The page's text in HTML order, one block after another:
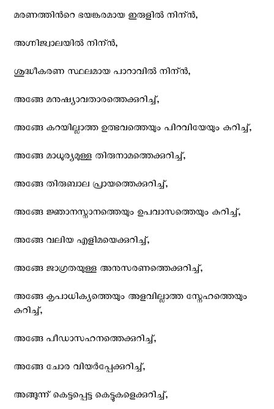
മരണത്തിന്‍റെ ഭയങ്കരമായ ഇരുളില്‍ നിന്ന്‍,
അഗ്നിജ്വാലയില്‍ നിന്ന്‍,
ശുദ്ധീകരണ സ്ഥലമായ പാറാവില്‍ നിന്ന്‍,
അങ്ങേ മനുഷ്യാവതാരത്തെക്കുറിച്ച്,
അങ്ങേ കറയില്ലാത്ത ഉത്ഭവത്തെയും പിറവിയേയും കുറിച്ച്,
അങ്ങേ മാധുര്യമുള്ള തിരുനാമത്തെക്കുറിച്ച്,
അങ്ങേ തിരുബാല പ്രായത്തെക്കുറിച്ച്,
അങ്ങേ ജ്ഞാനസ്നാനത്തെയും ഉപവാസത്തെയും കുറിച്ച്,
അങ്ങേ വലിയ എളിമയെക്കുറിച്ച്,
അങ്ങേ ജാഗ്രതയുള്ള അനുസരണത്തെക്കുറിച്ച്,
അങ്ങേ കൃപാധിക്യത്തെയും അളവില്ലാത്ത സ്നേഹത്തെയും
കുറിച്ച്,
അങ്ങേ പീഡാസഹനത്തെക്കുറിച്ച്,
അങ്ങേ ചോര വിയര്‍പ്പേക്കുറിച്ച്,
അങ്ങുന്ന് കെട്ടപ്പെട്ട കെട്ടുകളെക്കുറിച്ച്,